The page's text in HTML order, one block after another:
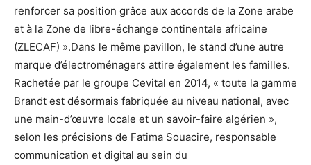
renforcer sa position grâce aux accords de la Zone arabe
et à la Zone de libre-échange continentale africaine
(ZLECAF) ».Dans le même pavillon, le stand d’une autre
marque d’électroménagers attire également les familles.
Rachetée par le groupe Cevital en 2014, « toute la gamme
Brandt est désormais fabriquée au niveau national, avec
une main-d’œuvre locale et un savoir-faire algérien »,
selon les précisions de Fatima Souacire, responsable
communication et digital au sein du